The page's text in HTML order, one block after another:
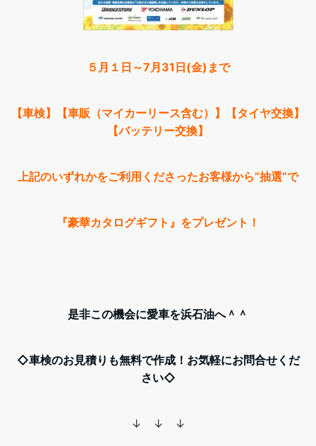
５月１日～7月31日(金)まで
【車検】【車販（マイカーリース含む）】【タイヤ交換】
【バッテリー交換】
上記のいずれかをご利用くださったお客様から”抽選”で
『豪華カタログギフト』をプレゼント！
是非この機会に愛車を浜石油へ＾＾
◇車検のお見積りも無料で作成！お気軽にお問合せくだ
さい◇
↓ ↓ ↓